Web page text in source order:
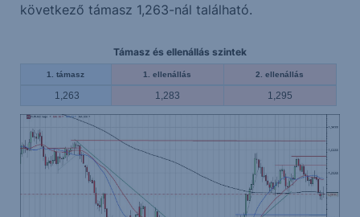
következő támasz 1,263-nál található.
Támasz és ellenállás szintek
1. támasz 1. ellenállás 2. ellenállás
1,263 1,283 1,295